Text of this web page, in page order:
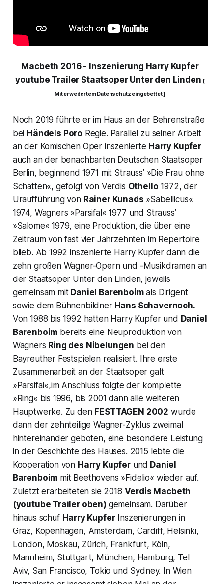
Macbeth 2016 - Inszenierung Harry Kupfer
youtube Trailer Staatsoper Unter den Linden [
Mit erweitertem Datenschutz eingebettet ]
Noch 2019 führte er im Haus an der Behrenstraße
bei Händels Poro Regie. Parallel zu seiner Arbeit
an der Komischen Oper inszenierte Harry Kupfer
auch an der benachbarten Deutschen Staatsoper
Berlin, beginnend 1971 mit Strauss’ »Die Frau ohne
Schatten«, gefolgt von Verdis Othello 1972, der
Uraufführung von Rainer Kunads »Sabellicus«
1974, Wagners »Parsifal« 1977 und Strauss’
»Salome« 1979, eine Produktion, die über eine
Zeitraum von fast vier Jahrzehnten im Repertoire
blieb. Ab 1992 inszenierte Harry Kupfer dann die
zehn großen Wagner-Opern und -Musikdramen an
der Staatsoper Unter den Linden, jeweils
gemeinsam mitDaniel Barenboimals Dirigent
sowie dem BühnenbildnerHans Schavernoch.
Von 1988 bis 1992 hatten Harry Kupfer und Daniel
Barenboim bereits eine Neuproduktion von
Wagners Ring des Nibelungen bei den
Bayreuther Festspielen realisiert. Ihre erste
Zusammenarbeit an der Staatsoper galt
»Parsifal«,im Anschluss folgte der komplette
»Ring« bis 1996, bis 2001 dann alle weiteren
Hauptwerke. Zu den FESTTAGEN 2002 wurde
dann der zehnteilige Wagner-Zyklus zweimal
hintereinander geboten, eine besondere Leistung
in der Geschichte des Hauses. 2015 lebte die
Kooperation von Harry Kupferund Daniel
Barenboim mit Beethovens »Fidelio« wieder auf.
Zuletzt erarbeiteten sie 2018 Verdis Macbeth
(youtube Trailer oben) gemeinsam. Darüber
hinaus schuf Harry KupferInszenierungen in
Graz, Kopenhagen, Amsterdam, Cardiff, Helsinki,
London, Moskau, Zürich, Frankfurt, Köln,
Mannheim, Stuttgart, München, Hamburg, Tel
Aviv, San Francisco, Tokio und Sydney. In Wien